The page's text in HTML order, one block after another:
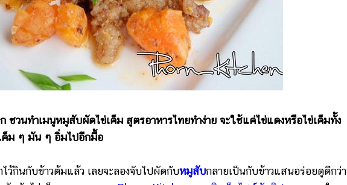
ชวนทำเมนูหมูสับผัดไข่เค็ม สูตรอาหารไทยทำง่าย จะใช้แค่ไข่แดงหรือไข่เค็มทั้ง
ค็ม ๆ มัน ๆ อิ่มไปอีกมื้อ
ไว้กินกับข้าวต้มแล้ว เลยจะลองจับไปผัดกับหมูสับกลายเป็นกับข้าวแสนอร่อยดูดีกว่า